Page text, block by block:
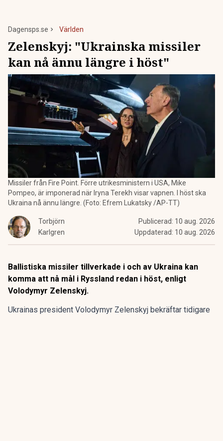
Dagensps.se Världen
Zelenskyj: "Ukrainska missiler
kan nå ännu längre i höst"
Missiler från Fire Point. Förre utrikesministern i USA, Mike
Pompeo, är imponerad när Iryna Terekh visar vapnen. I höst ska
Ukraina nå ännu längre. (Foto: Efrem Lukatsky /AP-TT)
Torbjörn
Karlgren
Publicerad: 10 aug. 2026
Uppdaterad: 10 aug. 2026
Ballistiska missiler tillverkade i och av Ukraina kan
komma att nå mål i Ryssland redan i höst, enligt
Volodymyr Zelenskyj.
Ukrainas president Volodymyr Zelenskyj bekräftar tidigare